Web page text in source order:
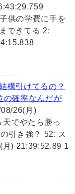
供の学費に手を
できてる 2:
構引けてるの？
の確率なんだが
26(月)
でやたら勝っ
引き強？ 52: ス
月) 21:39:52.89 1